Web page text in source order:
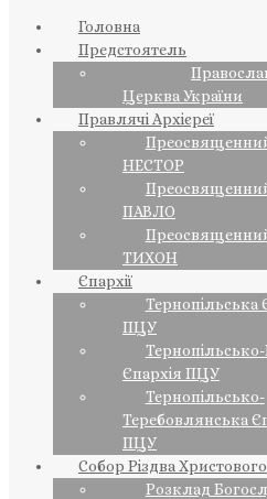
Якщо маєте можливість,
Ваша допомога
НАШ ТЕЛЕГРАМ
Головна
Предстоятель
Церква України
Правлячі Архієреї
НЕСТОР
ПАВЛО
ТИХОН
Єпархії
Тернопільська
ПЦУ
Тернопільсько-
Єпархія ПЦУ
Тернопільсько-
Теребовлянська
ПЦУ
Собор Різдва Христового
Розклад